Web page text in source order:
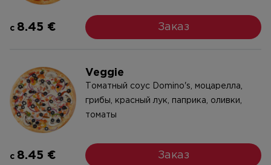
c 8.45 € Заказ
Veggie
Tоматный соус Domino's, моцареллa,
грибы, красный лук, паприка, оливки,
томаты
c 8.45 € Заказ